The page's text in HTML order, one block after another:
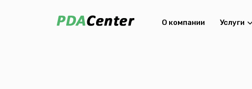
О компании Услуги